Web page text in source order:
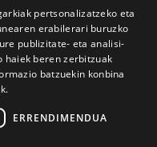
pertsonalizatzeko eta
erabilerari buruzko
publizitate- eta analisi-
haiek beren zerbitzuak
batzuekin konbina
ERRENDIMENDUA